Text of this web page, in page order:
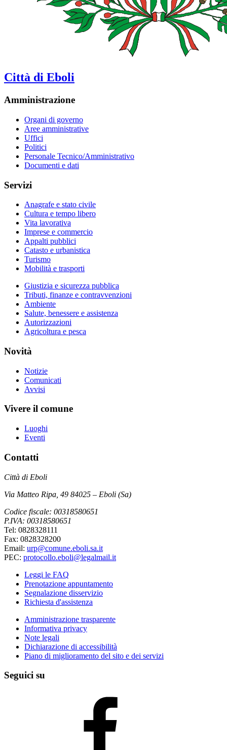
Città di Eboli
Amministrazione
Organi di governo
Aree amministrative
Uffici
Politici
Personale Tecnico/Amministrativo
Documenti e dati
Servizi
Anagrafe e stato civile
Cultura e tempo libero
Vita lavorativa
Imprese e commercio
Appalti pubblici
Catasto e urbanistica
Turismo
Mobilità e trasporti
Giustizia e sicurezza pubblica
Tributi, finanze e contravvenzioni
Ambiente
Salute, benessere e assistenza
Autorizzazioni
Agricoltura e pesca
Novità
Notizie
Comunicati
Avvisi
Vivere il comune
Luoghi
Eventi
Contatti
Città di Eboli
Via Matteo Ripa, 49 84025 – Eboli (Sa)
Codice fiscale: 00318580651
P.IVA: 00318580651
Tel: 0828328111
Fax: 0828328200
Email: urp@comune.eboli.sa.it
PEC: protocollo.eboli@legalmail.it
Leggi le FAQ
Prenotazione appuntamento
Segnalazione disservizio
Richiesta d'assistenza
Amministrazione trasparente
Informativa privacy
Note legali
Dichiarazione di accessibilità
Piano di miglioramento del sito e dei servizi
Seguici su